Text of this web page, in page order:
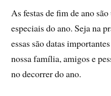
As festas de fim de ano
especiais do ano. Seja na
essas são datas
nossa família, amigos e
no decorrer do ano.